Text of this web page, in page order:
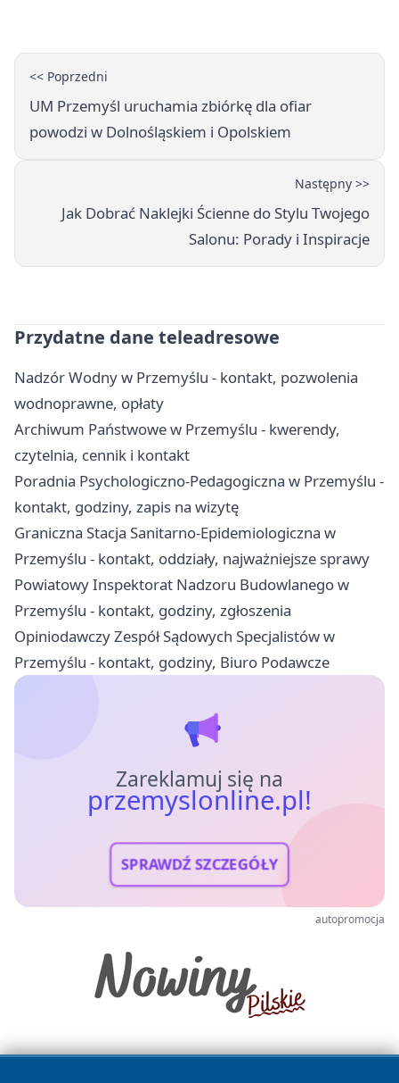
<< Poprzedni
UM Przemyśl uruchamia zbiórkę dla ofiar
powodzi w Dolnośląskiem i Opolskiem
Następny >>
Jak Dobrać Naklejki Ścienne do Stylu Twojego
Salonu: Porady i Inspiracje
Przydatne dane teleadresowe
Nadzór Wodny w Przemyślu - kontakt, pozwolenia
wodnoprawne, opłaty
Archiwum Państwowe w Przemyślu - kwerendy,
czytelnia, cennik i kontakt
Poradnia Psychologiczno-Pedagogiczna w Przemyślu -
kontakt, godziny, zapis na wizytę
Graniczna Stacja Sanitarno-Epidemiologiczna w
Przemyślu - kontakt, oddziały, najważniejsze sprawy
Powiatowy Inspektorat Nadzoru Budowlanego w
Przemyślu - kontakt, godziny, zgłoszenia
Opiniodawczy Zespół Sądowych Specjalistów w
Przemyślu - kontakt, godziny, Biuro Podawcze
Zareklamuj się na
przemyslonline.pl!
SPRAWDŹ SZCZEGÓŁY
autopromocja